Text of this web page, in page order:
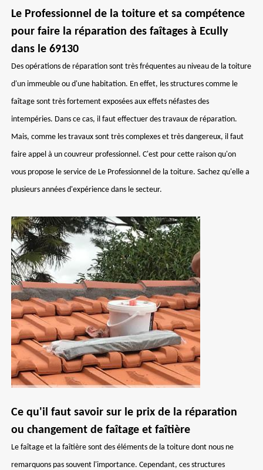
Le Professionnel de la toiture et sa compétence
pour faire la réparation des faîtages à Ecully
dans le 69130
Des opérations de réparation sont très fréquentes au niveau de la toiture
d'un immeuble ou d'une habitation. En effet, les structures comme le
faîtage sont très fortement exposées aux effets néfastes des
intempéries. Dans ce cas, il faut effectuer des travaux de réparation.
Mais, comme les travaux sont très complexes et très dangereux, il faut
faire appel à un couvreur professionnel. C'est pour cette raison qu'on
vous propose le service de Le Professionnel de la toiture. Sachez qu'elle a
plusieurs années d'expérience dans le secteur.
Ce qu'il faut savoir sur le prix de la réparation
ou changement de faîtage et faîtière
Le faîtage et la faîtière sont des éléments de la toiture dont nous ne
remarquons pas souvent l'importance. Cependant, ces structures